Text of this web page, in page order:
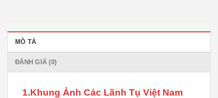
MÔ TẢ
ĐÁNH GIÁ (0)
1.Khung Ảnh Các Lãnh Tụ Việt Nam